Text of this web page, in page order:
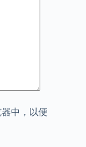
中，以便